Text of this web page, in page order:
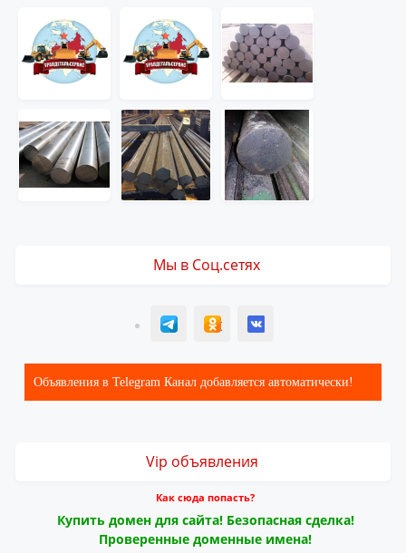
Мы в Соц.сетях
T ОК ВК
Объявления в Telegram Канал добавляется автоматически!
Vip объявления
Как сюда попасть?
Купить домен для сайта! Безопасная сделка!
Проверенные доменные имена!